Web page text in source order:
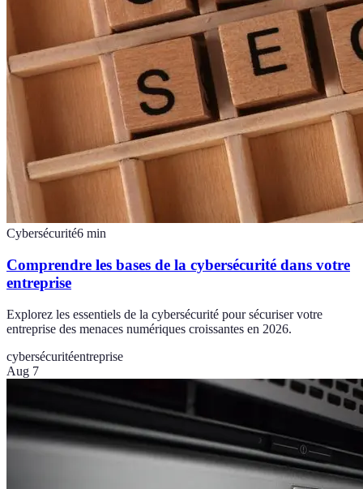
Cybersécurité6 min
Comprendre les bases de la cybersécurité dans votre
entreprise
Explorez les essentiels de la cybersécurité pour sécuriser votre
entreprise des menaces numériques croissantes en 2026.
cybersécuritéentreprise
Aug 7